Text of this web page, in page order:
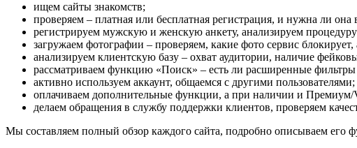
ищем сайты знакомств;
проверяем – платная или бесплатная регистрация, и нужна ли она
регистрируем мужскую и женскую анкету, анализируем
загружаем фотографии – проверяем, какие фото сервис блокирует,
анализируем клиентскую базу – охват аудитории, наличие
рассматриваем функцию «Поиск» – есть ли расширенные
активно используем аккаунт, общаемся с другими пользователями;
оплачиваем дополнительные функции, а при наличии и Премиум/
делаем обращения в службу поддержки клиентов, проверяем
Мы составляем полный обзор каждого сайта, подробно описываем его